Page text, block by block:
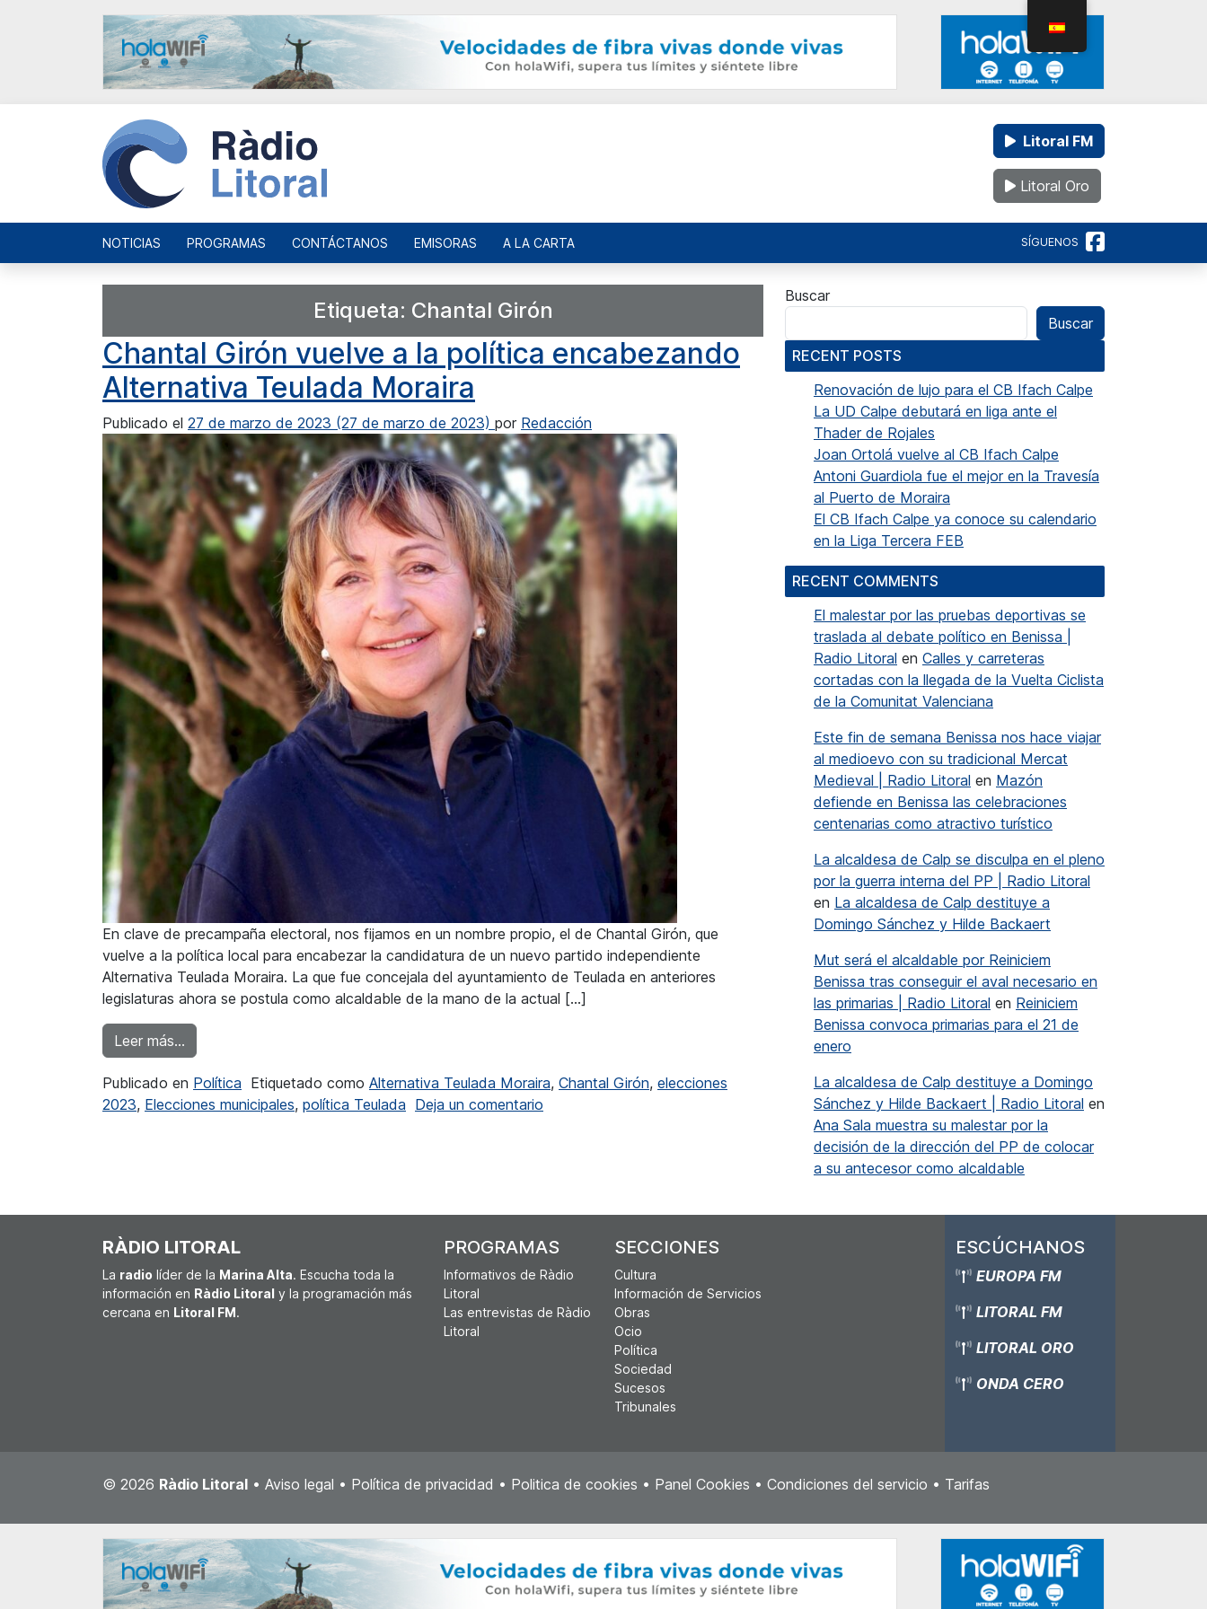
Litoral FM
Litoral Oro
NOTICIAS PROGRAMAS CONTÁCTANOS EMISORAS A LA CARTA SÍGUENOS
Etiqueta: Chantal Girón
Chantal Girón vuelve a la política encabezando
Alternativa Teulada Moraira
Publicado el 27 de marzo de 2023 (27 de marzo de 2023) por Redacción
En clave de precampaña electoral, nos fijamos en un nombre propio, el de Chantal Girón, que
vuelve a la política local para encabezar la candidatura de un nuevo partido independiente
Alternativa Teulada Moraira. La que fue concejala del ayuntamiento de Teulada en anteriores
legislaturas ahora se postula como alcaldable de la mano de la actual […]
Leer más…
Publicado en Política Etiquetado como Alternativa Teulada Moraira, Chantal Girón, elecciones
2023, Elecciones municipales, política Teulada Deja un comentario en Chantal Girón vuelve a la política encabezando Alternativa Teulada Moraira
Buscar
Buscar
RECENT POSTS
Renovación de lujo para el CB Ifach Calpe
La UD Calpe debutará en liga ante el
Thader de Rojales
Joan Ortolá vuelve al CB Ifach Calpe
Antoni Guardiola fue el mejor en la Travesía
al Puerto de Moraira
El CB Ifach Calpe ya conoce su calendario
en la Liga Tercera FEB
RECENT COMMENTS
El malestar por las pruebas deportivas se
traslada al debate político en Benissa |
Radio Litoral en Calles y carreteras
cortadas con la llegada de la Vuelta Ciclista
de la Comunitat Valenciana
Este fin de semana Benissa nos hace viajar
al medioevo con su tradicional Mercat
Medieval | Radio Litoral en Mazón
defiende en Benissa las celebraciones
centenarias como atractivo turístico
La alcaldesa de Calp se disculpa en el pleno
por la guerra interna del PP | Radio Litoral
en La alcaldesa de Calp destituye a
Domingo Sánchez y Hilde Backaert
Mut será el alcaldable por Reiniciem
Benissa tras conseguir el aval necesario en
las primarias | Radio Litoral en Reiniciem
Benissa convoca primarias para el 21 de
enero
La alcaldesa de Calp destituye a Domingo
Sánchez y Hilde Backaert | Radio Litoral en
Ana Sala muestra su malestar por la
decisión de la dirección del PP de colocar
a su antecesor como alcaldable
RÀDIO LITORAL
La radio líder de la Marina Alta. Escucha toda la
información en Ràdio Litoral y la programación más
cercana en Litoral FM.
PROGRAMAS
Informativos de Ràdio
Litoral
Las entrevistas de Ràdio
Litoral
SECCIONES
Cultura
Información de Servicios
Obras
Ocio
Política
Sociedad
Sucesos
Tribunales
ESCÚCHANOS
EUROPA FM
LITORAL FM
LITORAL ORO
ONDA CERO
© 2026 Ràdio Litoral • Aviso legal • Política de privacidad • Politica de cookies • Panel Cookies • Condiciones del servicio • Tarifas